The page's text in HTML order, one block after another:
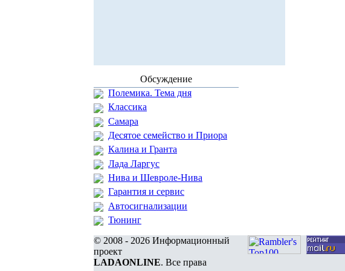
Обсуждение
Полемика. Тема дня
Классика
Самара
Десятое семейство и Приора
Калина и Гранта
Лада Ларгус
Нива и Шевроле-Нива
Гарантия и сервис
Автосигнализации
Тюнинг
© 2008 - 2026 Информационный
проект
LADAONLINE. Все права